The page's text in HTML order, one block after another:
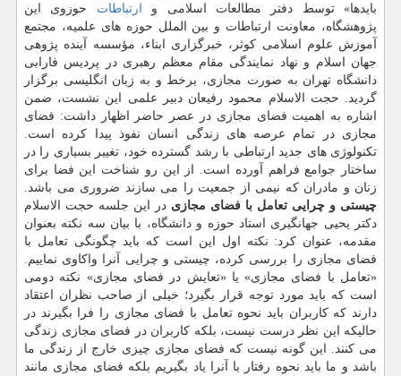
بایدها» توسط دفتر مطالعات اسلامی و ارتباطات حوزوی این
پژوهشگاه، معاونت ارتباطات و بین الملل حوزه های علمیه، مجتمع
آموزش علوم اسلامی کوثر، خبرگزاری ابناء، مؤسسه آینده پژوهی
جهان اسلام و نهاد نمایندگی مقام معظم رهبری در پردیس فارابی
دانشگاه تهران به صورت مجازی، برخط و به زبان انگلیسی برگزار
گردید. حجت الاسلام محمود رفیعان دبیر علمی این نشست، ضمن
اشاره به اهمیت فضای مجازی در عصر حاضر اظهار داشت: فضای
مجازی در تمام عرصه های زندگی انسان نفوذ پیدا کرده است.
تکنولوژی های جدید ارتباطی با رشد گسترده خود، تغییر بسیاری را در
ساختار جوامع فراهم آورده است. از این رو شناخت این فضا برای
زنان و مادران که نیمی از جمعیت را می سازند ضروری می باشد.
چیستی و چرایی تعامل با فضای مجازی در این جلسه حجت الاسلام
دکتر یحیی جهانگیری استاد حوزه و دانشگاه، با بیان سه نکته بعنوان
مقدمه، عنوان کرد: نکته اول این است که باید چگونگی تعامل با
فضای مجازی را بررسی کرده، چیستی و چرایی آنرا واکاوی نماییم.
«تعامل با فضای مجازی» یا «تعایش در فضای مجازی» نکته دومی
است که باید مورد توجه قرار بگیرد؛ خیلی از صاحب نظران اعتقاد
دارند که کاربران باید نحوه تعامل با فضای مجازی را فرا بگیرند در
حالیکه این نظر درست نیست، بلکه کاربران در فضای مجازی زندگی
می کنند. این گونه نیست که فضای مجازی چیزی خارج از زندگی ما
باشد و ما باید نحوه رفتار با آنرا یاد بگیریم بلکه فضای مجازی مانند